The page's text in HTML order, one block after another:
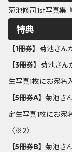
菊池修司1st写真集
特典
【1冊券】 菊池さん
【3冊券】 菊池さん
生写真1枚にお宛名
【5冊券A】 菊池さ
定生写真1枚にお宛
〈※2〉
【5冊券B】 菊池さ